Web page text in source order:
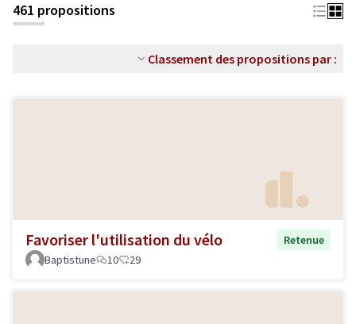
461 propositions
Classement des propositions par :
Favoriser l'utilisation du vélo
Retenue
Baptistune
10 29